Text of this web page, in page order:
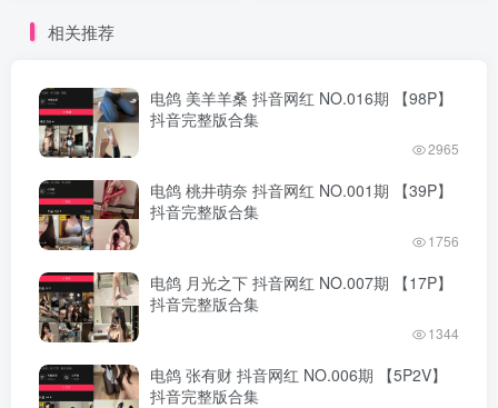
相关推荐
电鸽 美羊羊桑 抖音网红 NO.016期 【98P】
抖音完整版合集
2965
电鸽 桃井萌奈 抖音网红 NO.001期 【39P】
抖音完整版合集
1756
电鸽 月光之下 抖音网红 NO.007期 【17P】
抖音完整版合集
1344
电鸽 张有财 抖音网红 NO.006期 【5P2V】
抖音完整版合集